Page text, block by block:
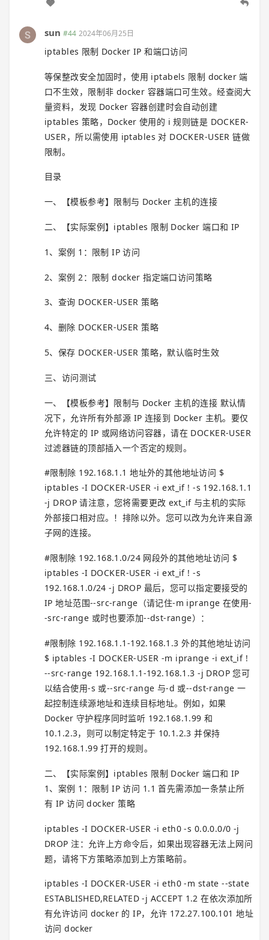
sun #44 2024年06月25日
iptables 限制 Docker IP 和端口访问
等保整改安全加固时，使用 iptabels 限制 docker 端
口不生效，限制非 docker 容器端口可生效。经查阅大
量资料，发现 Docker 容器创建时会自动创建
iptables 策略，Docker 使用的 i 规则链是 DOCKER-
USER，所以需使用 iptables 对 DOCKER-USER 链做
限制。
目录
一、【模板参考】限制与 Docker 主机的连接
二、【实际案例】iptables 限制 Docker 端口和 IP
1、案例 1：限制 IP 访问
2、案例 2：限制 docker 指定端口访问策略
3、查询 DOCKER-USER 策略
4、删除 DOCKER-USER 策略
5、保存 DOCKER-USER 策略，默认临时生效
三、访问测试
一、【模板参考】限制与 Docker 主机的连接 默认情
况下，允许所有外部源 IP 连接到 Docker 主机。要仅
允许特定的 IP 或网络访问容器，请在 DOCKER-USER
过滤器链的顶部插入一个否定的规则。
#限制除 192.168.1.1 地址外的其他地址访问 $
iptables -I DOCKER-USER -i ext_if ! -s 192.168.1.1
-j DROP 请注意，您将需要更改 ext_if 与主机的实际
外部接口相对应。！排除以外。您可以改为允许来自源
子网的连接。
#限制除 192.168.1.0/24 网段外的其他地址访问 $
iptables -I DOCKER-USER -i ext_if ! -s
192.168.1.0/24 -j DROP 最后，您可以指定要接受的
IP 地址范围--src-range（请记住-m iprange 在使用-
-src-range 或时也要添加--dst-range）：
#限制除 192.168.1.1-192.168.1.3 外的其他地址访问
$ iptables -I DOCKER-USER -m iprange -i ext_if !
--src-range 192.168.1.1-192.168.1.3 -j DROP 您可
以结合使用-s 或--src-range 与-d 或--dst-range 一
起控制连续源地址和连续目标地址。例如，如果
Docker 守护程序同时监听 192.168.1.99 和
10.1.2.3，则可以制定特定于 10.1.2.3 并保持
192.168.1.99 打开的规则。
二、【实际案例】iptables 限制 Docker 端口和 IP
1、案例 1：限制 IP 访问 1.1 首先需添加一条禁止所
有 IP 访问 docker 策略
iptables -I DOCKER-USER -i eth0 -s 0.0.0.0/0 -j
DROP 注：允许上方命令后，如果出现容器无法上网问
题，请将下方策略添加到上方策略前。
iptables -I DOCKER-USER -i eth0 -m state --state
ESTABLISHED,RELATED -j ACCEPT 1.2 在依次添加所
有允许访问 docker 的 IP，允许 172.27.100.101 地址
访问 docker